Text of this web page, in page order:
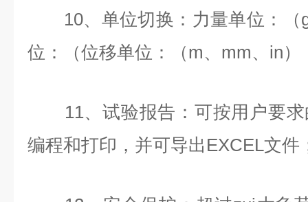
10、单位切换：力量单位：（
位：（位移单位：（m、mm、in）
11、试验报告：可按用户要求
编程和打印，并可导出EXCEL文件